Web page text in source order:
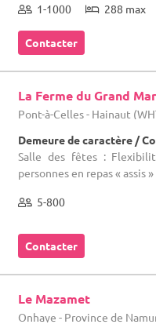
1-1000 288 max
Contacter
La Ferme du Grand
Pont-à-Celles - Hainaut
Demeure de caractère /
Salle des fêtes :
personnes en repas «
5-800
Contacter
Le Mazamet
Onhaye - Province de